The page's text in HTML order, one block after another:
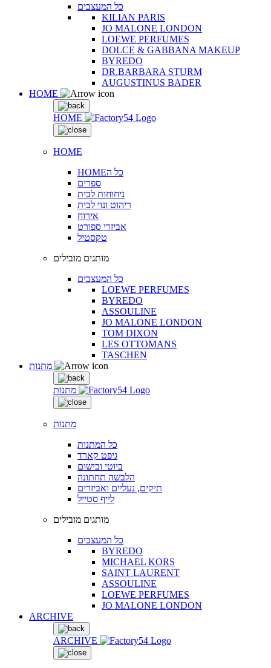
כל המעצבים
KILIAN PARIS
JO MALONE LONDON
LOEWE PERFUMES
DOLCE & GABBANA MAKEUP
BYREDO
DR.BARBARA STURM
AUGUSTINUS BADER
HOME
HOME
HOME
HOMEכל ה
ספרים
ניחוחות לבית
ריהוט ונוי לבית
אירוח
אביזרי ספורט
טקסטיל
מותגים מובילים
כל המעצבים
LOEWE PERFUMES
BYREDO
ASSOULINE
JO MALONE LONDON
TOM DIXON
LES OTTOMANS
TASCHEN
מתנות
מתנות
כל המתנות
גיפט קארד
ביוטי ובישום
הלבשה תחתונה
תיקים, נעליים ואביזרים
לייף סטייל
מותגים מובילים
כל המעצבים
BYREDO
MICHAEL KORS
SAINT LAURENT
ASSOULINE
LOEWE PERFUMES
JO MALONE LONDON
ARCHIVE
ARCHIVE